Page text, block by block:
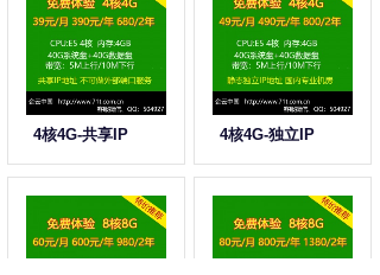
4核4G-共享IP 4核4G-独立IP